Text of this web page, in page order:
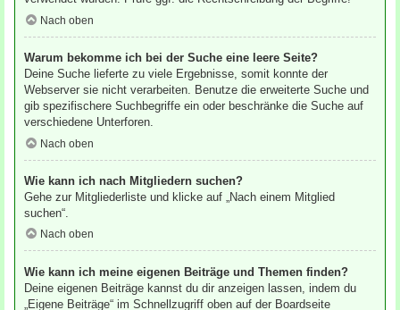
Nach oben
Warum bekomme ich bei der Suche eine leere Seite?
Deine Suche lieferte zu viele Ergebnisse, somit konnte der
Webserver sie nicht verarbeiten. Benutze die erweiterte Suche und
gib spezifischere Suchbegriffe ein oder beschränke die Suche auf
verschiedene Unterforen.
Nach oben
Wie kann ich nach Mitgliedern suchen?
Gehe zur Mitgliederliste und klicke auf „Nach einem Mitglied
suchen“.
Nach oben
Wie kann ich meine eigenen Beiträge und Themen finden?
Deine eigenen Beiträge kannst du dir anzeigen lassen, indem du
„Eigene Beiträge“ im Schnellzugriff oben auf der Boardseite